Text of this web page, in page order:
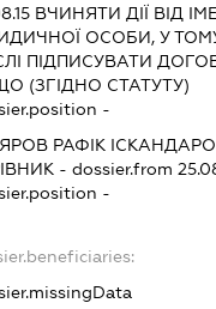
ВЧИНЯТИ ДІЇ ВІД
ОСОБИ, У
ПІДПИСУВАТИ
(ЗГІДНО СТАТУТУ)
-
РАФІК
- dossier.from
-